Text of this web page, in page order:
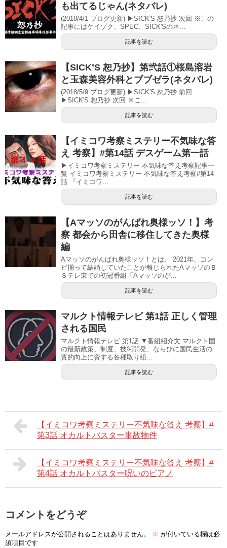
も出てるじゃん(ネタバレ)
(2018/4/1 ブログ更新) ▶SICK'S 恕乃抄 次回 ※この
記事にはケイゾク、SPEC、SICK'Sのネ...
記事を読む
【SICK’S 恕乃抄】第弐話①桜島溶岩
と玉森美容外科とブブゼラ(ネタバレ)
(2018/5/9 ブログ更新) ▶SICK'S 恕乃抄 前回
▶SICK'S 恕乃抄 次回 ※こ...
記事を読む
【イミコワ考察ミステリー不気味な答
え 考察】#第14話 デスゲーム第一話
▶イミコワ考察ミステリー 不気味な答え考察記事一
覧 イミコワ考察ミステリー 不気味な答え考察#第14
話 『イミコワ...
記事を読む
【Aマッソのがんばれ奥様ッソ！】考
察 都会から田舎に移住してきた奥様
編
Aマッソのがんばれ奥様ッソ！とは、 2021年、コン
ビ揃って結婚していたことが報じられたAマッソのＢ
Ｓテレ東での初冠番組「Aマッソのが...
記事を読む
マルクト情報テレビ 第1話 正しく管理
される国民
マルクト情報テレビ 第1話 ▼番組紹介文 マルクト国
の最新政策、制度、技術開発、ならびに国民生活の
質的向上に資する各種取り組...
記事を読む
【イミコワ考察ミステリー不気味な答え 考察】#
第3話 オカルトバスター事故物件
【イミコワ考察ミステリー不気味な答え 考察】#
第4話 オカルトバスター呪いのピアノ
コメントをどうぞ
メールアドレスが公開されることはありません。 ※ が付いている欄は必
須項目です